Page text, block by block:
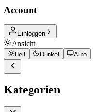
Account
Einloggen
Ansicht
Hell Dunkel Auto
Kategorien